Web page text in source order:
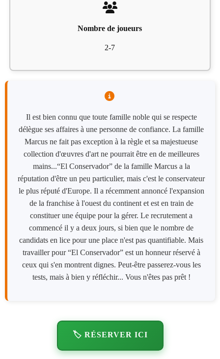
Nombre de joueurs
2-7
Il est bien connu que toute famille noble qui se respecte
délègue ses affaires à une personne de confiance. La famille
Marcus ne fait pas exception à la règle et sa majestueuse
collection d'œuvres d'art ne pourrait être en de meilleures
mains...“El Conservador” de la famille Marcus a la
réputation d'être un peu particulier, mais c'est le conservateur
le plus réputé d'Europe. Il a récemment annoncé l'expansion
de la franchise à l'ouest du continent et est en train de
constituer une équipe pour la gérer. Le recrutement a
commencé il y a deux jours, si bien que le nombre de
candidats en lice pour une place n'est pas quantifiable. Mais
travailler pour “El Conservador” est un honneur réservé à
ceux qui s'en montrent dignes. Peut-être passerez-vous les
tests, mais à bien y réfléchir... Vous n'êtes pas prêt !
🏷️ RÉSERVER ICI